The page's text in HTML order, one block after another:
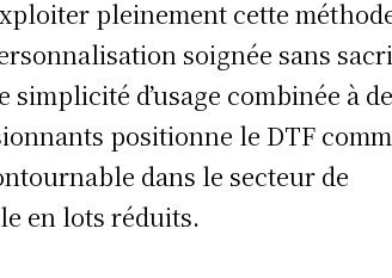
pleinement cette
soignée sans
simplicité d’usage combinée à
positionne le DTF
dans le secteur de
en lots réduits.